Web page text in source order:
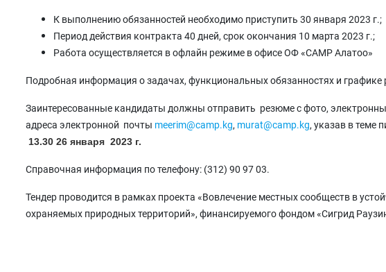
К выполнению обязанностей необходимо приступить 30 января 2023 г.;
Период действия контракта 40 дней, срок окончания 10 марта 2023 г.;
Работа осуществляется в офлайн режиме в офисе ОФ «САМР Алатоо»
Подробная информация о задачах, функциональных обязанностях и графике
Заинтересованные кандидаты должны отправить резюме с фото,
адреса электронной почты meerim@camp.kg, murat@camp.kg, указав в теме
13.30 26 января 2023 г.
Справочная информация по телефону: (312) 90 97 03.
Тендер проводится в рамках проекта «Вовлечение местных сообществ в
охраняемых природных территорий», финансируемого фондом «Сигрид